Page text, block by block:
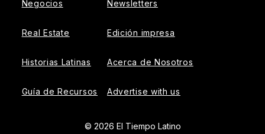
Negocios
Real Estate
Historias Latinas
Guía de Recursos
Newsletters
Edición impresa
Acerca de Nosotros
Advertise with us
© 2026 El Tiempo Latino